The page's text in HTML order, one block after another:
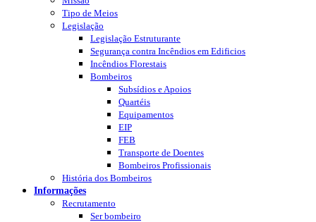
Tipo de Meios
Legislação
Legislação Estruturante
Segurança contra Incêndios em Edificios
Incêndios Florestais
Bombeiros
Subsídios e Apoios
Quartéis
Equipamentos
EIP
FEB
Transporte de Doentes
Bombeiros Profissionais
História dos Bombeiros
Informações
Recrutamento
Ser bombeiro